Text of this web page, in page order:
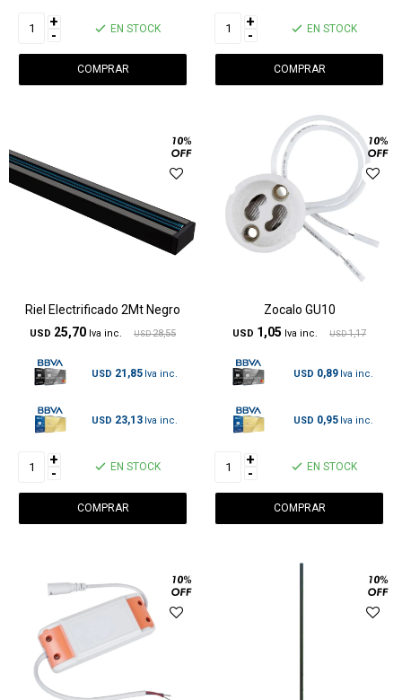
+
- EN STOCK +
- EN STOCK
Riel Electrificado 2Mt Negro
USD 25,70 USD 28,55
USD 21,85
USD 23,13
+
- EN STOCK
Zocalo GU10
USD 1,05 USD 1,17
USD 0,89
USD 0,95
+
- EN STOCK